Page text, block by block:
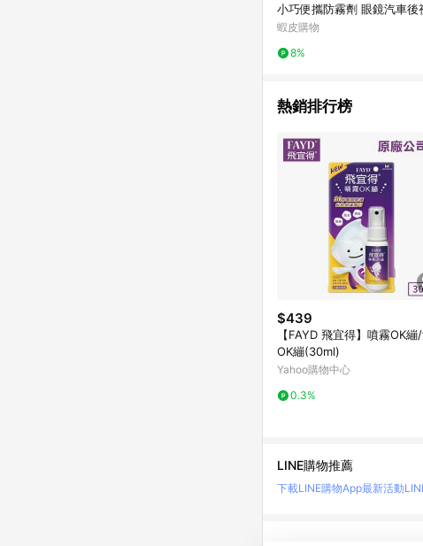
小巧便攜防霧劑 眼鏡汽車後
防起霧黑科技 潛水滑雪鏡通
蝦皮購物
8%
熱銷排行榜
$439
【FAYD 飛宜得】噴霧OK繃
OK繃(30ml)
Yahoo購物中心
0.3%
LINE購物推薦
下載LINE購物App最新活動